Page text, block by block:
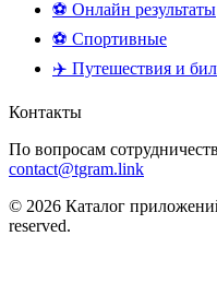
⚽ Онлайн результаты
⚽ Спортивные
✈️ Путешествия и
Контакты
По вопросам
contact@tgram.link
© 2026 Каталог
reserved.